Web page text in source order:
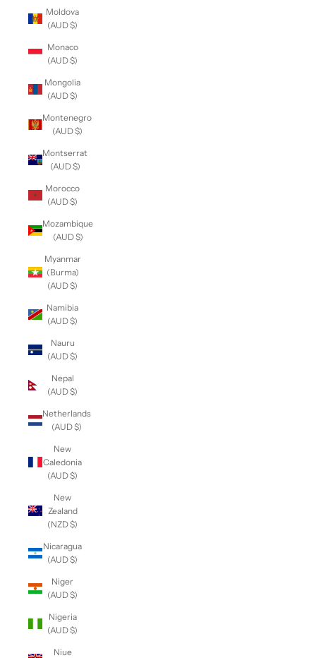
Moldova
(AUD $)
Monaco
(AUD $)
Mongolia
(AUD $)
Montenegro
(AUD $)
Montserrat
(AUD $)
Morocco
(AUD $)
Mozambique
(AUD $)
Myanmar
(Burma)
(AUD $)
Namibia
(AUD $)
Nauru
(AUD $)
Nepal
(AUD $)
Netherlands
(AUD $)
New
Caledonia
(AUD $)
New
Zealand
(NZD $)
Nicaragua
(AUD $)
Niger
(AUD $)
Nigeria
(AUD $)
Niue